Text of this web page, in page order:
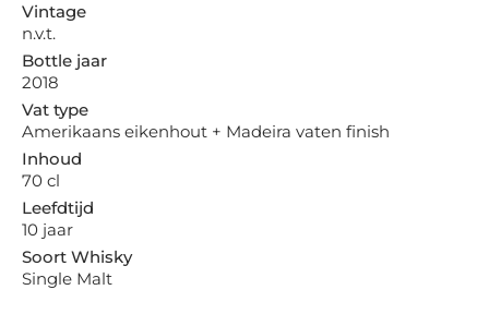
Vintage
n.v.t.
Bottle jaar
2018
Vat type
Amerikaans eikenhout + Madeira vaten finish
Inhoud
70 cl
Leefdtijd
10 jaar
Soort Whisky
Single Malt